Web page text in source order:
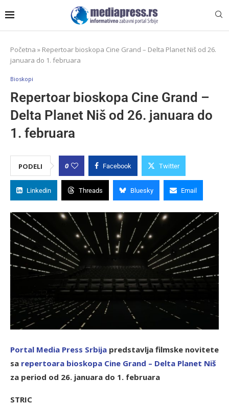
Početna » Repertoar bioskopa Cine Grand – Delta Planet Niš od 26.
januara do 1. februara
Bioskopi
Repertoar bioskopa Cine Grand –
Delta Planet Niš od 26. januara do
1. februara
PODELI 0 Facebook Twitter
Linkedin Threads Bluesky Email
Portal Media Press Srbija predstavlja filmske novitete
sa repertoara bioskopa Cine Grand – Delta Planet Niš
za period od 26. januara do 1. februara
STRIC